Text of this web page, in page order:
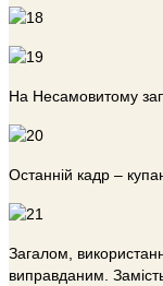
На Несамовитому
Останній кадр –
Загалом,
виправданим.